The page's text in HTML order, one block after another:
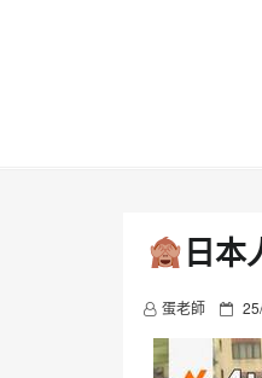
日本
蛋老師
P
s
t